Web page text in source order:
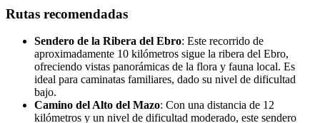
Rutas recomendadas
Sendero de la Ribera del Ebro: Este recorrido de
aproximadamente 10 kilómetros sigue la ribera del Ebro,
ofreciendo vistas panorámicas de la flora y fauna local. Es
ideal para caminatas familiares, dado su nivel de dificultad
bajo.
Camino del Alto del Mazo: Con una distancia de 12
kilómetros y un nivel de dificultad moderado, este sendero